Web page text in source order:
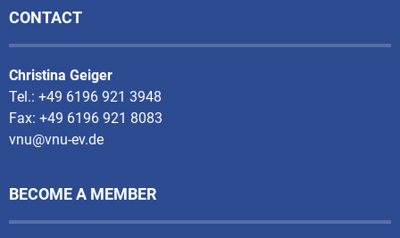
CONTACT
Christina Geiger
Tel.: +49 6196 921 3948
Fax: +49 6196 921 8083
vnu@vnu-ev.de
BECOME A MEMBER